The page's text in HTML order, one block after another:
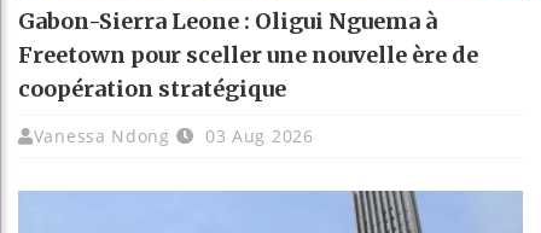
Gabon-Sierra Leone : Oligui Nguema à
Freetown pour sceller une nouvelle ère de
coopération stratégique
Vanessa Ndong 03 Aug 2026